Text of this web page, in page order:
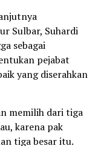
Sulbar, Suhardi
sebagai
pejabat
yang diserahkan
memilih dari tiga
karena pak
tiga besar itu.